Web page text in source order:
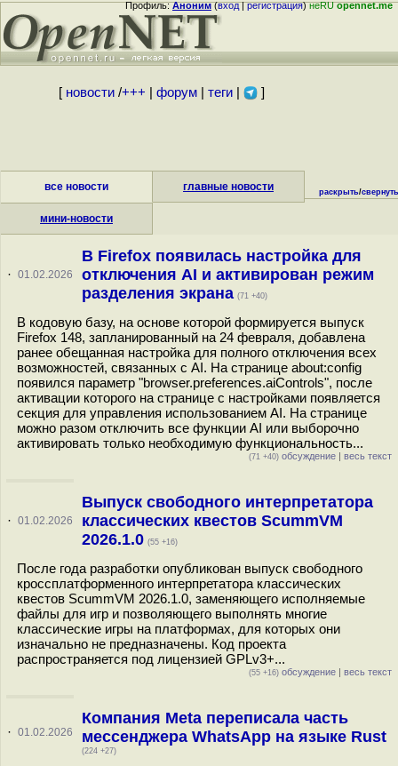
Профиль:Аноним(вход|регистрация)неRUopennet.me
[ новости/+++ форум| теги| ]
все новости главные новости
мини-новости
раскрыть/свернуть
· 01.02.2026
В Firefox появилась настройка для
отключения AI и активирован режим
разделения экрана (71 +40)
В кодовую базу, на основе которой формируется выпуск
Firefox 148, запланированный на 24 февраля, добавлена
ранее обещанная настройка для полного отключения всех
возможностей, связанных с AI. На странице about:config
появился параметр "browser.preferences.aiControls", после
активации которого на странице с настройками появляется
секция для управления использованием AI. На странице
можно разом отключить все функции AI или выборочно
активировать только необходимую функциональность...
(71 +40) обсуждение | весь текст
· 01.02.2026
Выпуск свободного интерпретатора
классических квестов ScummVM
2026.1.0 (55 +16)
После года разработки опубликован выпуск свободного
кроссплатформенного интерпретатора классических
квестов ScummVM 2026.1.0, заменяющего исполняемые
файлы для игр и позволяющего выполнять многие
классические игры на платформах, для которых они
изначально не предназначены. Код проекта
распространяется под лицензией GPLv3+...
(55 +16) обсуждение | весь текст
· 01.02.2026
Компания Meta переписала часть
мессенджера WhatsApp на языке Rust
(224 +27)